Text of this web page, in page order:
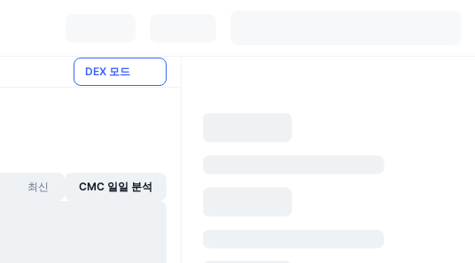
DEX 모드
최신 CMC 일일 분석